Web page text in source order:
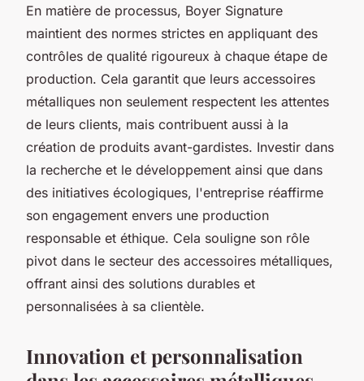
En matière de processus, Boyer Signature
maintient des normes strictes en appliquant des
contrôles de qualité rigoureux à chaque étape de
production. Cela garantit que leurs accessoires
métalliques non seulement respectent les attentes
de leurs clients, mais contribuent aussi à la
création de produits avant-gardistes. Investir dans
la recherche et le développement ainsi que dans
des initiatives écologiques, l'entreprise réaffirme
son engagement envers une production
responsable et éthique. Cela souligne son rôle
pivot dans le secteur des accessoires métalliques,
offrant ainsi des solutions durables et
personnalisées à sa clientèle.
Innovation et personnalisation